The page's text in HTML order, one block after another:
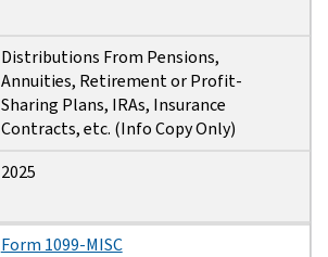
Distributions From Pensions,
Annuities, Retirement or Profit-
Sharing Plans, IRAs, Insurance
Contracts, etc. (Info Copy Only)
2025
Form 1099-MISC